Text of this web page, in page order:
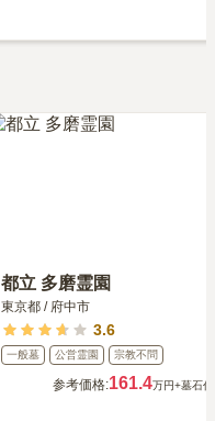
都立 多磨霊園
東京都 / 府中市
3.6
一般墓 公営霊園 宗教不問
参考価格:161.4万円+墓石代